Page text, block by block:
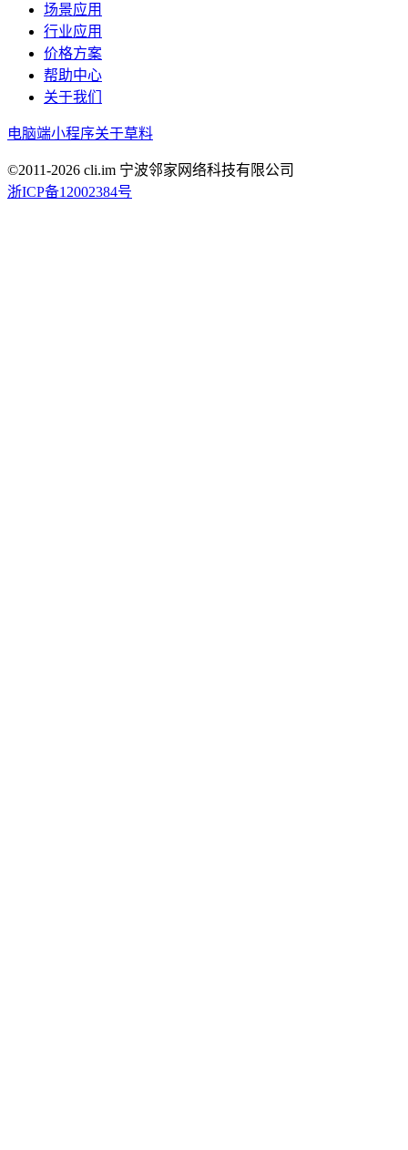
场景应用
行业应用
价格方案
帮助中心
关于我们
电脑端小程序关于草料
©2011-2026 cli.im 宁波邻家网络科技有限公司
浙ICP备12002384号